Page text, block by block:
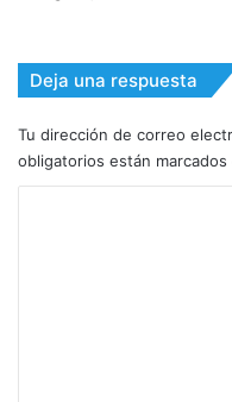
Deja una respuesta
Tu dirección de correo
obligatorios están marcados